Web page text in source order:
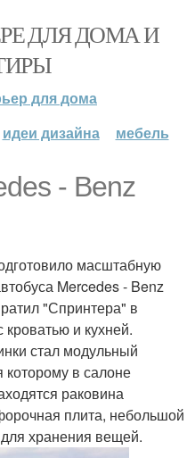
ДЛЯ ДОМА И
для дома
идеи дизайна мебель
- Benz
масштабную
Mercedes - Benz
"Спринтера" в
и кухней.
стал модульный
в салоне
раковина
плита, небольшой
хранения вещей.